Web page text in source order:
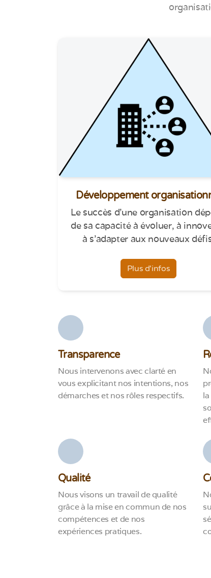
Développement
Le succès d'une organisation
de sa capacité à évoluer, à
à s'adapter aux nouveaux
Plus d'infos
Transparence
Nous intervenons avec clarté en
vous explicitant nos intentions, nos
démarches et nos rôles respectifs.
Qualité
Nous visons un travail de qualité
grâce à la mise en commun de nos
compétences et de nos
expériences pratiques.